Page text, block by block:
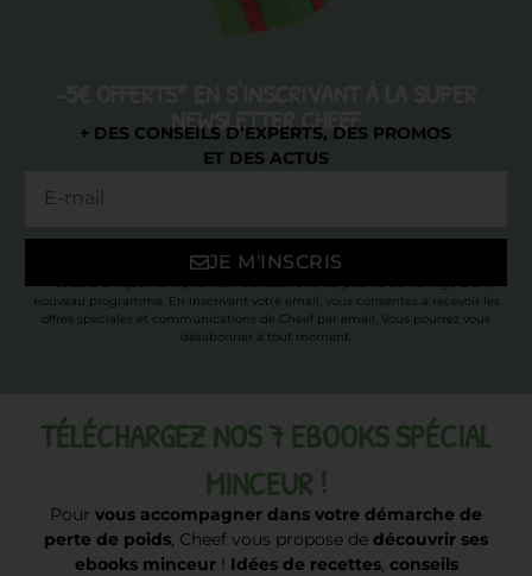
NEWSLETTER CHEEF
+ DES CONSEILS D’EXPERTS, DES PROMOS
ET DES ACTUS
JE M'INSCRIS
* Valable uniquement pour les nouveaux clients, pour le démarrage d’un
nouveau programme. En inscrivant votre email, vous consentez à recevoir les
offres spéciales et communications de Cheef par email. Vous pourrez vous
désabonner à tout moment.
TÉLÉCHARGEZ NOS 7 EBOOKS SPÉCIAL
MINCEUR !
Pour vous accompagner dans votre démarche de
perte de poids, Cheef vous propose de découvrir ses
ebooks minceur! Idées de recettes, conseils